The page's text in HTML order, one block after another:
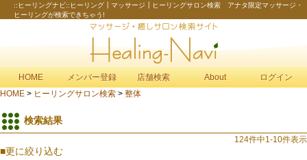
::ヒーリングナビ::ヒーリング┃マッサージ┃ヒーリングサロン検索 アナタ限定マッサージ・
ヒーリングが検索できちゃう!
HOME メンバー登録 店舗検索 About
ログイン
HOME > ヒーリングサロン検索 > 整体
検索結果
124件中1-10件表示
■更に絞り込む